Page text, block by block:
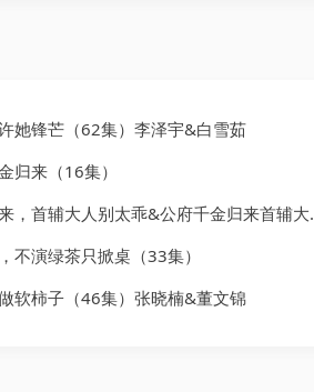
她锋芒（62集）李泽宇&白雪茹
归来（16集）
大人别太乖&公府千金归来首辅大人别太乖（114集）AI短剧
不演绿茶只掀桌（33集）
软柿子（46集）张晓楠&董文锦